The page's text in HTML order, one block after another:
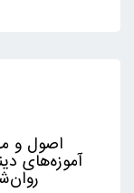
اصول و
آموزه‌های